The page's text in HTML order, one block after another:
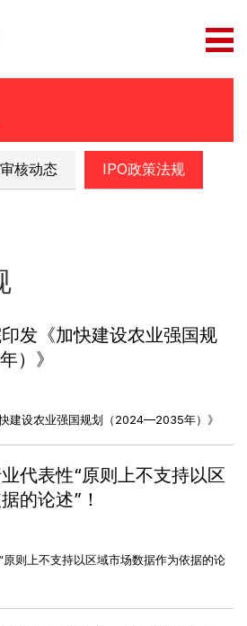
核动态 IPO政策法规
发《加快建设农业强国规
）》
建设农业强国规划（2024—2035年）》
代表性“原则上不支持以区
的论述”！
则上不支持以区域市场数据作为依据的论